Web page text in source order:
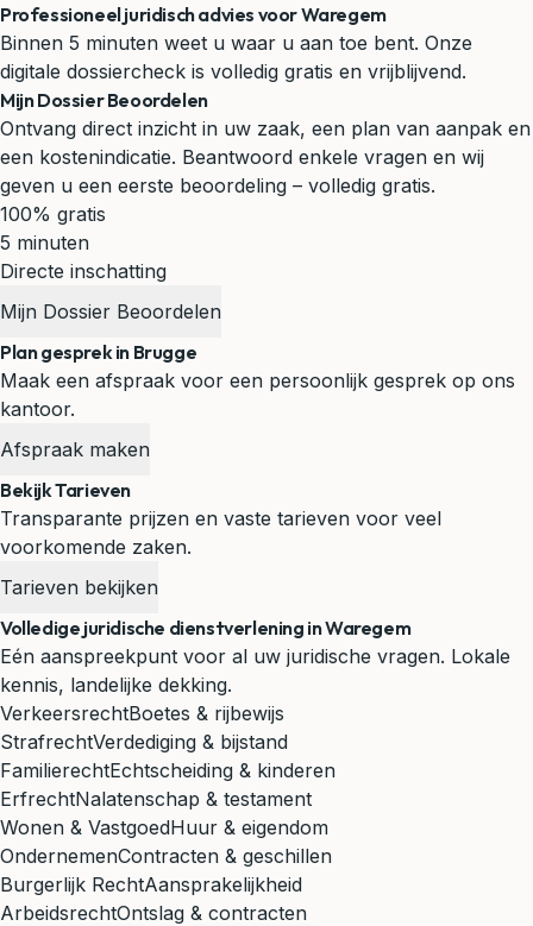
Professioneel juridisch advies voor Waregem
Binnen 5 minuten weet u waar u aan toe bent. Onze
digitale dossiercheck is volledig gratis en vrijblijvend.
Mijn Dossier Beoordelen
Ontvang direct inzicht in uw zaak, een plan van aanpak en
een kostenindicatie. Beantwoord enkele vragen en wij
geven u een eerste beoordeling – volledig gratis.
100% gratis
5 minuten
Directe inschatting
Mijn Dossier Beoordelen
Plan gesprek in Brugge
Maak een afspraak voor een persoonlijk gesprek op ons
kantoor.
Afspraak maken
Bekijk Tarieven
Transparante prijzen en vaste tarieven voor veel
voorkomende zaken.
Tarieven bekijken
Volledige juridische dienstverlening in Waregem
Eén aanspreekpunt voor al uw juridische vragen. Lokale
kennis, landelijke dekking.
VerkeersrechtBoetes & rijbewijs
StrafrechtVerdediging & bijstand
FamilierechtEchtscheiding & kinderen
ErfrechtNalatenschap & testament
Wonen & VastgoedHuur & eigendom
OndernemenContracten & geschillen
Burgerlijk RechtAansprakelijkheid
ArbeidsrechtOntslag & contracten